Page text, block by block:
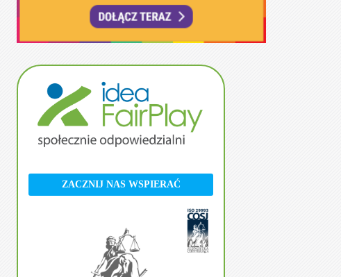
ZACZNIJ NAS WSPIERAĆ